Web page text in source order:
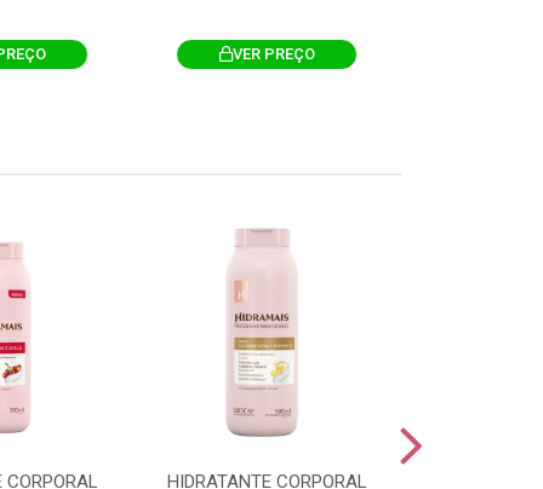
VER PREÇO
CORPORAL
HIDRATANTE CORPORAL